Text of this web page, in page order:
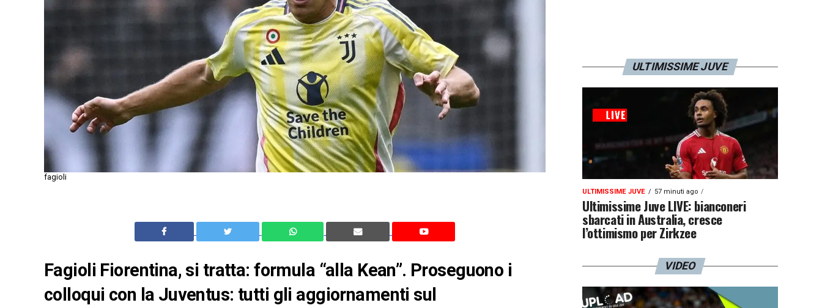
fagioli
Fagioli Fiorentina, si tratta: formula “alla Kean”. Proseguono i
colloqui con la Juventus: tutti gli aggiornamenti sul
ULTIMISSIME JUVE
ULTIMISSIME JUVE 57 minuti ago
Ultimissime Juve LIVE: bianconeri
sbarcati in Australia, cresce
l’ottimismo per Zirkzee
VIDEO